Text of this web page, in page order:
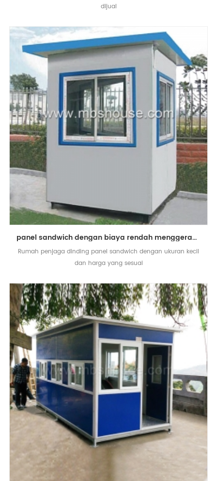
dijual
panel sandwich dengan biaya rendah menggerakkan rumah penjaga prefabrikasi yang kecil
Rumah penjaga dinding panel sandwich dengan ukuran kecil
dan harga yang sesuai